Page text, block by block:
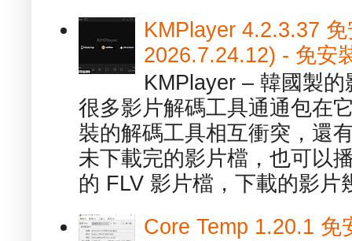
KMPlayer 4.2.3.37
2026.7.24.12) - 免安
KMPlayer – 韓國製
很多影片解碼工具通通包在
裝的解碼工具相互衝突，還
未下載完的影片檔，也可以
的 FLV 影片檔，下載的影片
Core Temp 1.20.1 免